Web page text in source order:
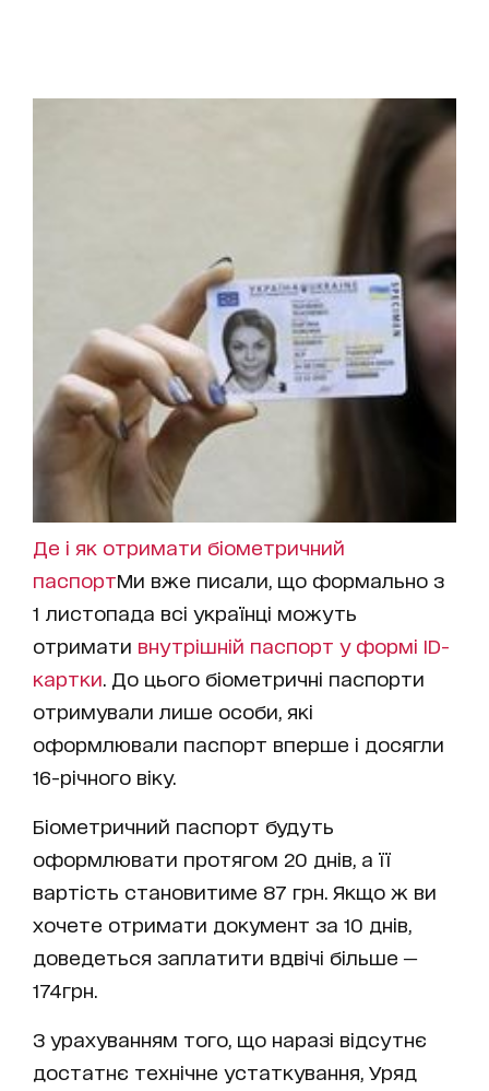
Де і як отримати біометричний
паспортМи вже писали, що формально з
1 листопада всі українці можуть
отримати внутрішній паспорт у формі ID-
картки . До цього біометричні паспорти
отримували лише особи, які
оформлювали паспорт вперше і досягли
16-річного віку.
Біометричний паспорт будуть
оформлювати протягом 20 днів, а її
вартість становитиме 87 грн. Якщо ж ви
хочете отримати документ за 10 днів,
доведеться заплатити вдвічі більше ─
174грн.
З урахуванням того, що наразі відсутнє
достатнє технічне устаткування, Уряд